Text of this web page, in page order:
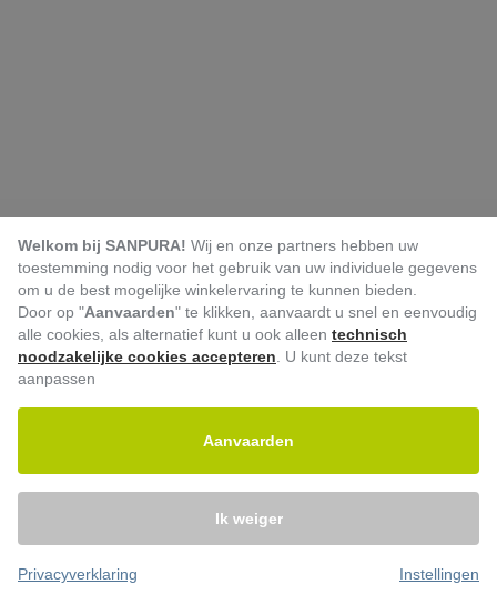
Welkom bij SANPURA! Wij en onze partners hebben uw
toestemming nodig voor het gebruik van uw individuele gegevens
om u de best mogelijke winkelervaring te kunnen bieden.
Door op "Aanvaarden" te klikken, aanvaardt u snel en eenvoudig
alle cookies, als alternatief kunt u ook alleen technisch
noodzakelijke cookies accepteren . U kunt deze tekst
aanpassen
Aanvaarden
Ik weiger
Privacyverklaring Instellingen